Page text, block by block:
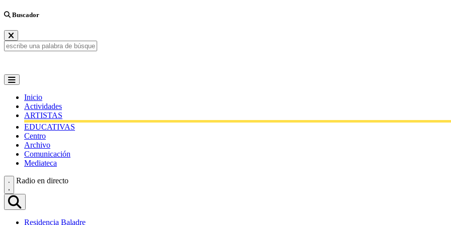
Buscador
Inicio
Actividades
ARTISTAS
EDUCATIVAS
Centro
Archivo
Comunicación
Mediateca
Radio en directo
Residencia Baladre